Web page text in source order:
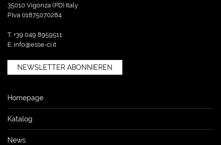
35010 Vigonza (PD) Italy
P.Iva 01875070284
T. +39 049 8959511
E. info@esse-ci.it
NEWSLETTER ABONNIEREN
Homepage
Katalog
News